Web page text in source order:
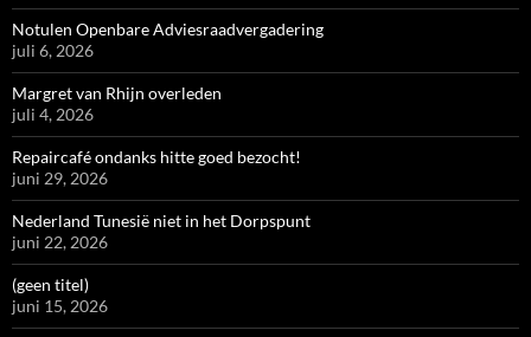
Notulen Openbare Adviesraadvergadering
juli 6, 2026
Margret van Rhijn overleden
juli 4, 2026
Repaircafé ondanks hitte goed bezocht!
juni 29, 2026
Nederland Tunesië niet in het Dorpspunt
juni 22, 2026
(geen titel)
juni 15, 2026